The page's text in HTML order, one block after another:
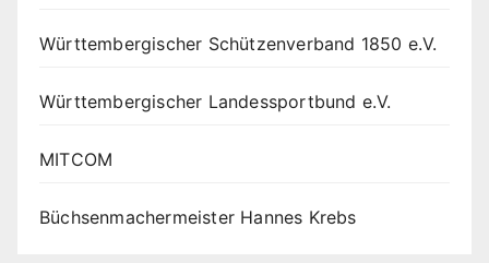
Württembergischer Schützenverband 1850 e.V.
Württembergischer Landessportbund e.V.
MITCOM
Büchsenmachermeister Hannes Krebs